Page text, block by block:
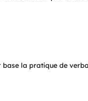
la pratique de